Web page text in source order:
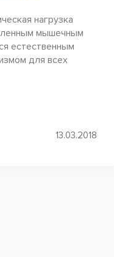
нагрузка
мышечным
естественным
для всех
13.03.2018